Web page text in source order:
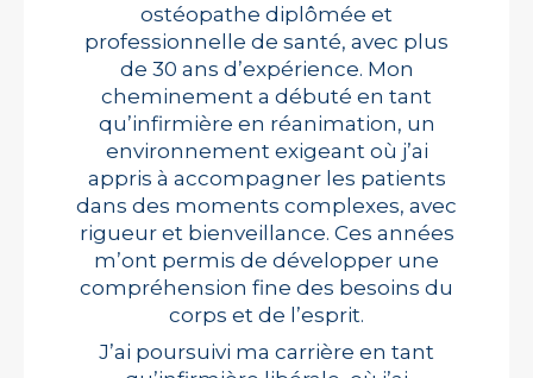
ostéopathe diplômée et
professionnelle de santé, avec plus
de 30 ans d’expérience. Mon
cheminement a débuté en tant
qu’infirmière en réanimation, un
environnement exigeant où j’ai
appris à accompagner les patients
dans des moments complexes, avec
rigueur et bienveillance. Ces années
m’ont permis de développer une
compréhension fine des besoins du
corps et de l’esprit.
J’ai poursuivi ma carrière en tant